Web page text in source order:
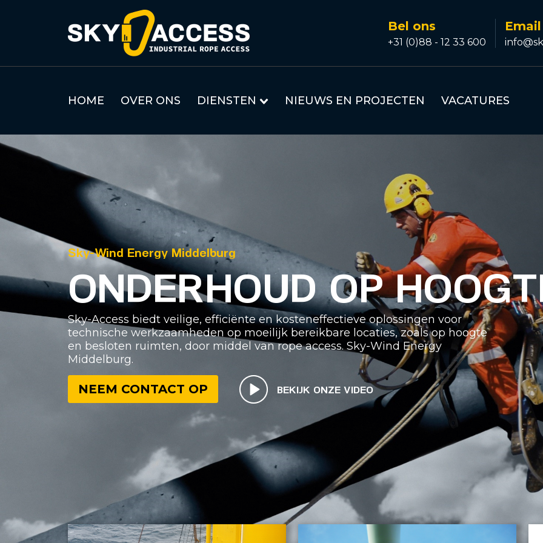
Bel ons
+31 (0)88 - 12 33 600
HOME OVER ONS DIENSTEN NIEUWS EN PROJECTEN VACATURES
Sky-Wind Energy Middelburg
ONDERHOUD OP
Sky-Access biedt veilige, efficiënte en kosteneffectieve oplossingen voor
technische werkzaamheden op moeilijk bereikbare locaties, zoals op hoogte
en besloten ruimten, door middel van rope access. Sky-Wind Energy
Middelburg.
NEEM CONTACT OP BEKIJK ONZE VIDEO